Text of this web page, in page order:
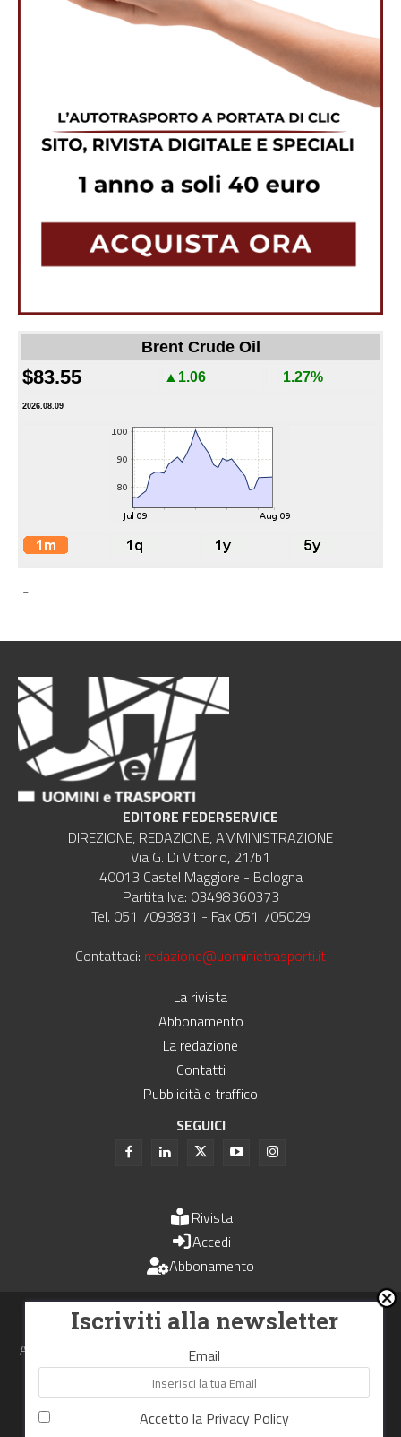
Brent Crude Oil
$83.55 ▲1.06 1.27%
2026.08.09
-
EDITORE FEDERSERVICE
DIREZIONE, REDAZIONE, AMMINISTRAZIONE
Via G. Di Vittorio, 21/b1
40013 Castel Maggiore - Bologna
Partita Iva: 03498360373
Tel. 051 7093831 - Fax 051 705029
Contattaci: redazione@uominietrasporti.it
La rivista
Abbonamento
La redazione
Contatti
Pubblicità e traffico
SEGUICI
Rivista
Accedi
Abbonamento
Uomini e Trasporti è un periodico associato all'Unione Stampa
Periodica Italiana - USPI
Autorizzazione del Tribunale di Bologna N.4993 del 15 giugno 1982
Webdesign made inNowhere
RIPRODUZIONE RISERVATA Privacy Policy Cookie Policy
Iscriviti alla newsletter
Email
Accetto la Privacy Policy